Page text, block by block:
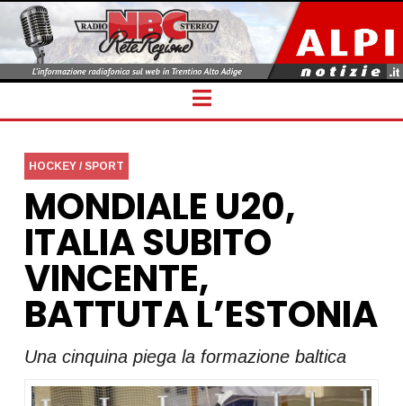
Navigation
HOCKEY / SPORT
MONDIALE U20,
ITALIA SUBITO
VINCENTE,
BATTUTA L’ESTONIA
Una cinquina piega la formazione baltica